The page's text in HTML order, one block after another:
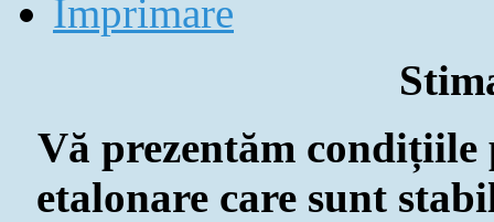
Vă prezentăm
etalonare care sunt